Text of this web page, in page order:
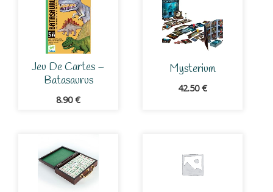
Jeu De Cartes –
Batasaurus
8.90€
Mysterium
42.50€